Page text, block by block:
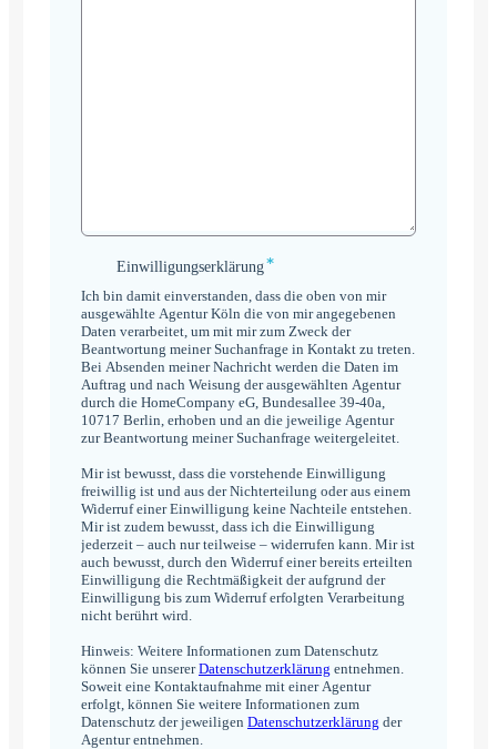
Einwilligungserklärung
Einwilligungserklärung*
Ich bin damit einverstanden, dass die oben von mir
ausgewählte Agentur Köln die von mir angegebenen
Daten verarbeitet, um mit mir zum Zweck der
Beantwortung meiner Suchanfrage in Kontakt zu treten.
Bei Absenden meiner Nachricht werden die Daten im
Auftrag und nach Weisung der ausgewählten Agentur
durch die HomeCompany eG, Bundesallee 39-40a,
10717 Berlin, erhoben und an die jeweilige Agentur
zur Beantwortung meiner Suchanfrage weitergeleitet.
Mir ist bewusst, dass die vorstehende Einwilligung
freiwillig ist und aus der Nichterteilung oder aus einem
Widerruf einer Einwilligung keine Nachteile entstehen.
Mir ist zudem bewusst, dass ich die Einwilligung
jederzeit – auch nur teilweise – widerrufen kann. Mir ist
auch bewusst, durch den Widerruf einer bereits erteilten
Einwilligung die Rechtmäßigkeit der aufgrund der
Einwilligung bis zum Widerruf erfolgten Verarbeitung
nicht berührt wird.
Hinweis: Weitere Informationen zum Datenschutz
können Sie unsererDatenschutzerklärung entnehmen.
Soweit eine Kontaktaufnahme mit einer Agentur
erfolgt, können Sie weitere Informationen zum
Datenschutz der jeweiligen Datenschutzerklärung der
Agentur entnehmen.